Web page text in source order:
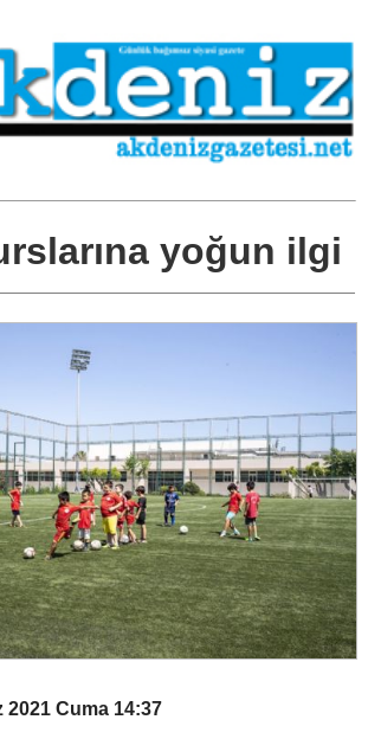
yoğun ilgi
2021 Cuma 14:37